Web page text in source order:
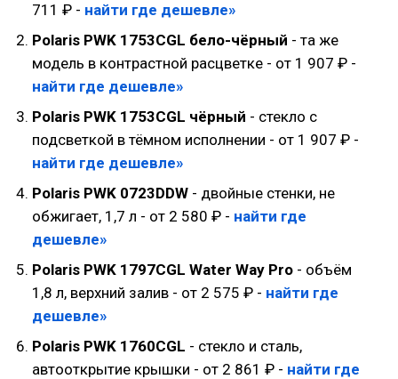
711 ₽ - найти где дешевле»
Polaris PWK 1753CGL бело-чёрный - та же
модель в контрастной расцветке - от 1 907 ₽ -
найти где дешевле»
Polaris PWK 1753CGL чёрный - стекло с
подсветкой в тёмном исполнении - от 1 907 ₽ -
найти где дешевле»
Polaris PWK 0723DDW - двойные стенки, не
обжигает, 1,7 л - от 2 580 ₽ - найти где
дешевле»
Polaris PWK 1797CGL Water Way Pro - объём
1,8 л, верхний залив - от 2 575 ₽ - найти где
дешевле»
Polaris PWK 1760CGL - стекло и сталь,
автооткрытие крышки - от 2 861 ₽ - найти где